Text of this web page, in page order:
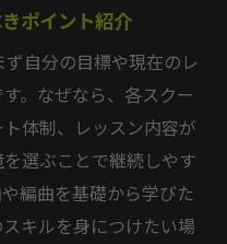
別指導の学習メリ
応するDTMレッスン
別カリキュラム解説
でスキルアップする
ポイント紹介
自分の目標や現在のレ
。なぜなら、各スクー
体制、レッスン内容が
選ぶことで継続しやす
編曲を基礎から学びた
キルを身につけたい場